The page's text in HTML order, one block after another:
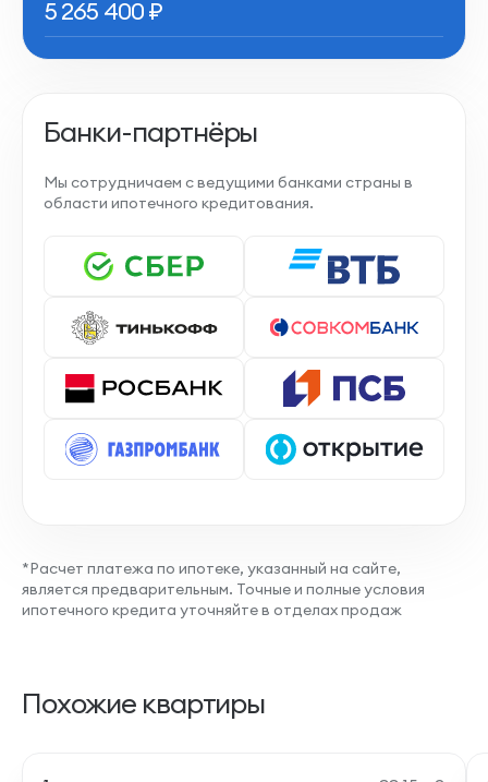
5 265 400₽
Банки-партнёры
Мы сотрудничаем с ведущими банками страны в
области ипотечного кредитования.
*Расчет платежа по ипотеке, указанный на сайте,
является предварительным. Точные и полные условия
ипотечного кредита уточняйте в отделах продаж
Похожие квартиры